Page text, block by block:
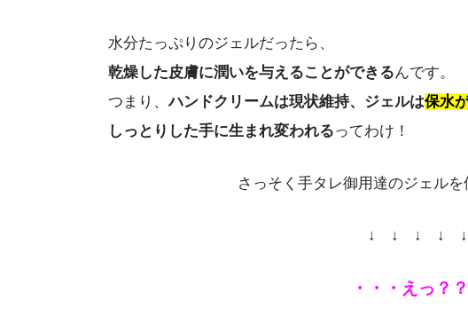
水分たっぷりのジェルだったら、
乾燥した皮膚に潤いを与えることができるんです。
つまり、ハンドクリームは現状維持、 ジェルは保水
しっとりした手に生まれ変われるってわけ！
さっそく手タレ御用達のジェル
↓ ↓ ↓ ↓ ↓
・・・えっ？